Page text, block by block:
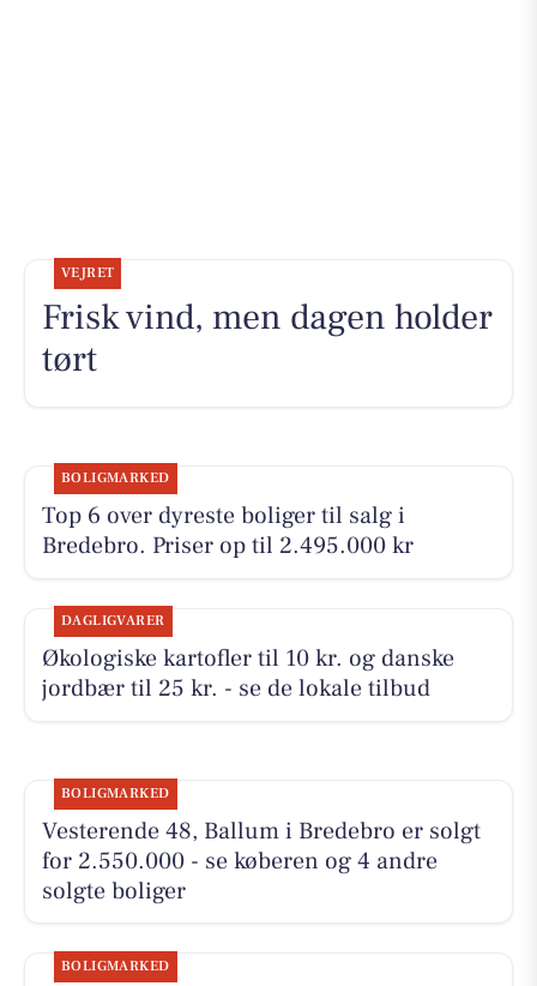
VEJRET
Frisk vind, men dagen holder
tørt
BOLIGMARKED
Top 6 over dyreste boliger til salg i
Bredebro. Priser op til 2.495.000 kr
DAGLIGVARER
Økologiske kartofler til 10 kr. og danske
jordbær til 25 kr. - se de lokale tilbud
BOLIGMARKED
Vesterende 48, Ballum i Bredebro er solgt
for 2.550.000 - se køberen og 4 andre
solgte boliger
BOLIGMARKED